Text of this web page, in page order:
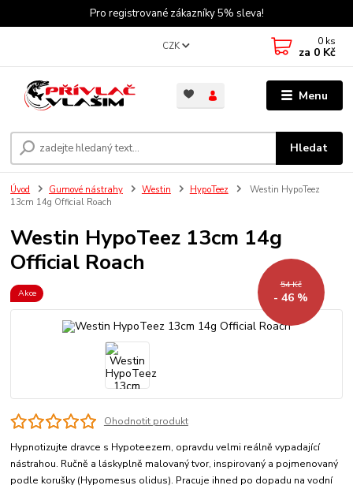
Pro registrované zákazníky 5% sleva!
Menu
CZK
Hledat
0 ks
za 0 Kč
Úvod Gumové nástrahy Westin HypoTeez
Westin HypoTeez
13cm 14g Official Roach
Westin HypoTeez 13cm 14g
Official Roach
Akce
54 Kč
- 46 %
Ohodnotit produkt
Hypnotizujte dravce s Hypoteezem, opravdu velmi reálně vypadající
nástrahou. Ručně a láskyplně malovaný tvor, inspirovaný a pojmenovaný
podle korušky (Hypomesus olidus). Pracuje ihned po dopadu na vodní